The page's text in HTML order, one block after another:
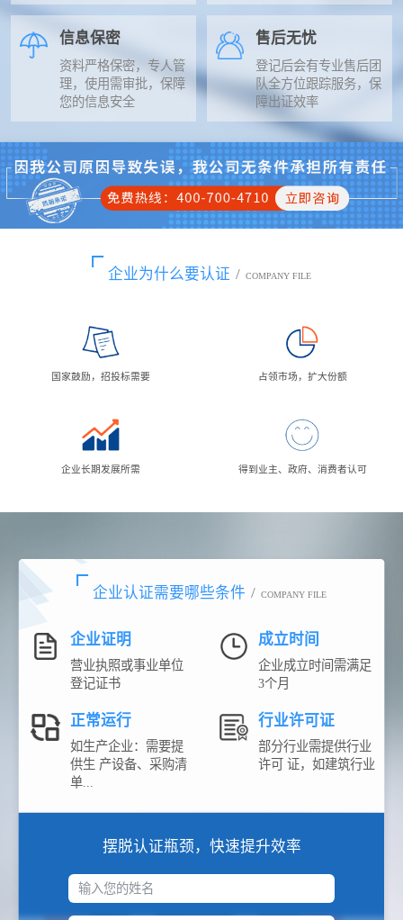
信息保密
资料严格保密，专人管
理，使用需审批，保障
您的信息安全
售后无忧
登记后会有专业售后团
队全方位跟踪服务，保
障出证效率
企业为什么要认证 / COMPANY FILE
国家鼓励，招投标需要 占领市场，扩大份额
企业长期发展所需 得到业主、政府、消费者认可
企业认证需要哪些条件 / COMPANY FILE
企业证明
营业执照或事业单位
登记证书
成立时间
企业成立时间需满足
3个月
正常运行
如生产企业：需要提
供生 产设备、采购清
单...
行业许可证
部分行业需提供行业
许可 证，如建筑行业
摆脱认证瓶颈，快速提升效率
输入您的姓名